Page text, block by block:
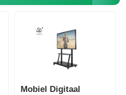
Mobiel Digitaal